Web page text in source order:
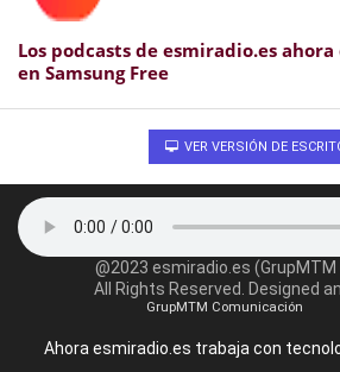
Los podcasts de esmiradio.es
en Samsung Free
VER VERSIÓN DE
@2023 esmiradio.es
All Rights Reserved. Designed
GrupMTM Comunicación
Ahora esmiradio.es trabaja con